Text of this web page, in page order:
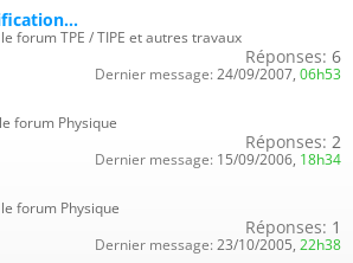
forum TPE / TIPE et autres travaux
Réponses: 6
Dernier message: 24/09/2007, 06h53
forum Physique
Réponses: 2
Dernier message: 15/09/2006, 18h34
forum Physique
Réponses: 1
Dernier message: 23/10/2005, 22h38